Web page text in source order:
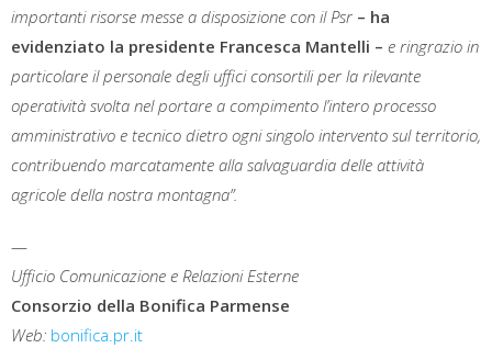
importanti risorse messe a disposizione con il Psr – ha
evidenziato la presidente Francesca Mantelli – e ringrazio in
particolare il personale degli uffici consortili per la rilevante
operatività svolta nel portare a compimento l’intero processo
amministrativo e tecnico dietro ogni singolo intervento sul territorio,
contribuendo marcatamente alla salvaguardia delle attività
agricole della nostra montagna”.
—
Ufficio Comunicazione e Relazioni Esterne
Consorzio della Bonifica Parmense
Web: bonifica.pr.it